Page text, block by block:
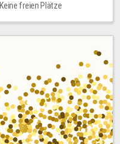
Keine freien Plätze